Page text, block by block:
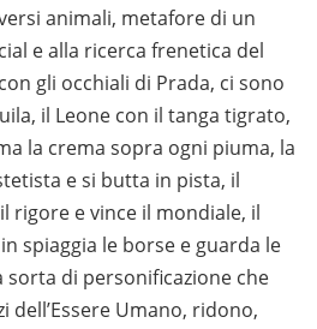
animali, metafore di un
e alla ricerca frenetica del
gli occhiali di Prada, ci sono
il Leone con il tanga tigrato,
la crema sopra ogni piuma, la
e si butta in pista, il
rigore e vince il mondiale, il
spiaggia le borse e guarda le
di personificazione che
dell’Essere Umano, ridono,